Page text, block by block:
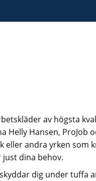
av högsta
Hansen, ProJob
andra yrken som
dina behov.
dig under tuffa